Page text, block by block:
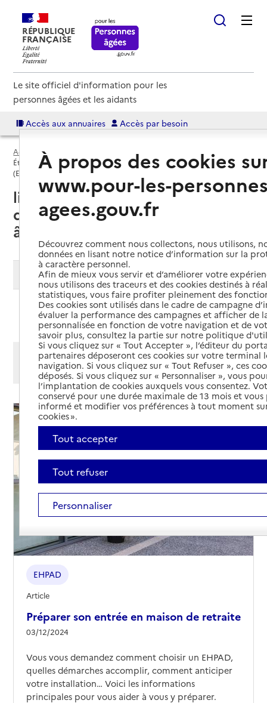
RÉPUBLIQUE
FRANÇAISE
Le site officiel d'information pour les
personnes âgées et les aidants
Accès aux annuaires Accès par besoin
Accueil
Établissement d'hébergement pour personnes âgées dépendantes
(EHPAD)
liste des établissements
d'hébergement pour personnes
âgées dépendantes (EHPAD)
Modifier ma recherche
Ajouter cette recherche aux favoris
Afficher les résultats par:
Mode liste
Mode carte
Préparer son entrée en maison de retraite
03/12/2024
EHPAD
Article
Vous vous demandez comment choisir un EHPAD,
quelles démarches accomplir, comment anticiper
votre installation… Voici les informations
principales pour vous aider à vous y préparer.
À propos des cookies
www.pour-les-
agees.gouv.fr
Découvrez comment nous collectons, nous utilisons,
données en lisant notre notice d’information sur la
à caractère personnel.
Afin de mieux vous servir et d’améliorer votre
nous utilisons des traceurs et des cookies destinés à
statistiques, vous faire profiter pleinement des
Des cookies sont utilisés dans le cadre de campagne
évaluer la performance des campagnes et afficher de
personnalisée en fonction de votre navigation et de
savoir plus, consultez la partie sur notre politique
Si vous cliquez sur « Tout Accepter », l’éditeur du
partenaires déposeront ces cookies sur votre terminal
navigation. Si vous cliquez sur « Tout Refuser », ces
déposés. Si vous cliquez sur « Personnaliser », vous
l’implantation de cookies auxquels vous consentez.
conservé pour une durée maximale de 13 mois et
informé et modifier vos préférences à tout moment
cookies ».
Tout accepter
Tout refuser
Personnaliser